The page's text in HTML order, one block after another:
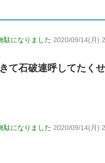
駄になりました 2020/09/14(月)
て石破連呼してたく
駄になりました 2020/09/14(月)